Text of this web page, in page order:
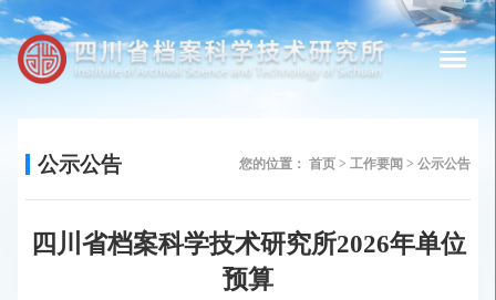
公示公告 您的位置： 首页 > 工作要闻 > 公示公告
四川省档案科学技术研究所2026年单位
预算